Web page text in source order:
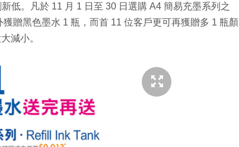
低。凡於 11 月 1 日至 30 日選購 A4 簡易充墨系列之
贈黑色墨水 1 瓶，而首 11 位客戶更可再獲贈多 1 瓶顏
減小。